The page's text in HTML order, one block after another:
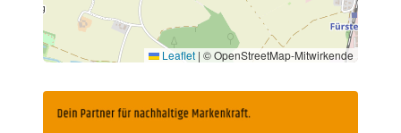
Leaflet | © OpenStreetMap-Mitwirkende